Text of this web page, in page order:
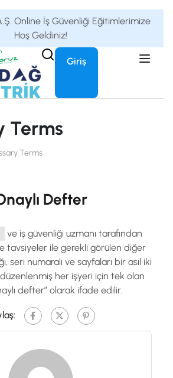
Online İş Güvenliği Eğitimlerimize
Hoş Geldiniz!
Giriş
Terms
Terms
Defter
ve iş güvenliği uzmanı tarafından
tav­siyeler ile gerekli görülen diğer
seri numaralı ve sayfaları bir asıl iki
her işyeri için tek olan
defter” olarak ifade edilir.